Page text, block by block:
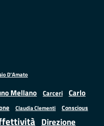
D'Amato
Mellano Carceri
Carlo
Claudia Clementi Conscious
Direzione